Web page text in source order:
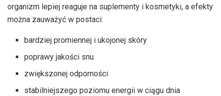
organizm lepiej reaguje na suplementy i kosmetyki, a efekty
można zauważyć w postaci:
bardziej promiennej i ukojonej skóry
poprawy jakości snu
zwiększonej odporności
stabilniejszego poziomu energii w ciągu dnia